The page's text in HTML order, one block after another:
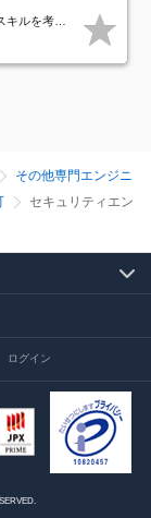
上、決定します。
その他専門エンジニ
セキュリティエン
ログイン